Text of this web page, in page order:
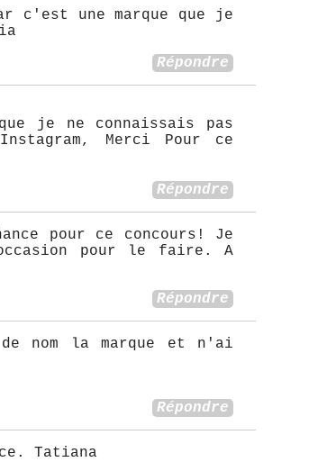
c'est une marque que je
Répondre
je ne connaissais pas
Merci Pour ce
Répondre
pour ce concours! Je
pour le faire. A
Répondre
nom la marque et n'ai
Répondre
Tatiana